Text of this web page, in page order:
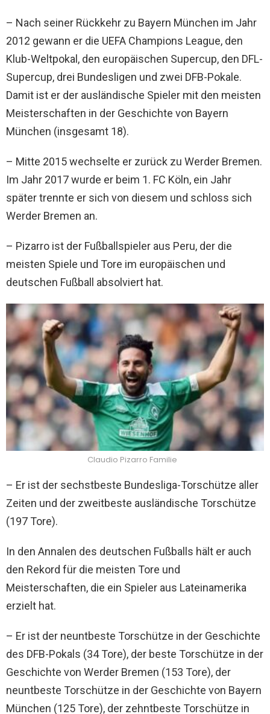
– Nach seiner Rückkehr zu Bayern München im Jahr
2012 gewann er die UEFA Champions League, den
Klub-Weltpokal, den europäischen Supercup, den DFL-
Supercup, drei Bundesligen und zwei DFB-Pokale.
Damit ist er der ausländische Spieler mit den meisten
Meisterschaften in der Geschichte von Bayern
München (insgesamt 18).
– Mitte 2015 wechselte er zurück zu Werder Bremen.
Im Jahr 2017 wurde er beim 1. FC Köln, ein Jahr
später trennte er sich von diesem und schloss sich
Werder Bremen an.
– Pizarro ist der Fußballspieler aus Peru, der die
meisten Spiele und Tore im europäischen und
deutschen Fußball absolviert hat.
Claudio Pizarro Familie
– Er ist der sechstbeste Bundesliga-Torschütze aller
Zeiten und der zweitbeste ausländische Torschütze
(197 Tore).
In den Annalen des deutschen Fußballs hält er auch
den Rekord für die meisten Tore und
Meisterschaften, die ein Spieler aus Lateinamerika
erzielt hat.
– Er ist der neuntbeste Torschütze in der Geschichte
des DFB-Pokals (34 Tore), der beste Torschütze in der
Geschichte von Werder Bremen (153 Tore), der
neuntbeste Torschütze in der Geschichte von Bayern
München (125 Tore), der zehntbeste Torschütze in